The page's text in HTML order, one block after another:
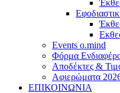
Events o.mind
Φόρμα
Αποδέκτες &
Αφιερώματα
ΕΠΙΚΟΙΝΩΝΙΑ